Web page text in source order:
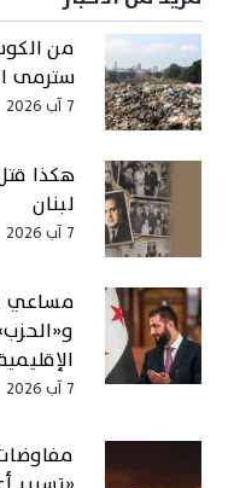
من
سترمى
7 آب 2026
لبنان
7 آب 2026
مساعي
7 آب 2026